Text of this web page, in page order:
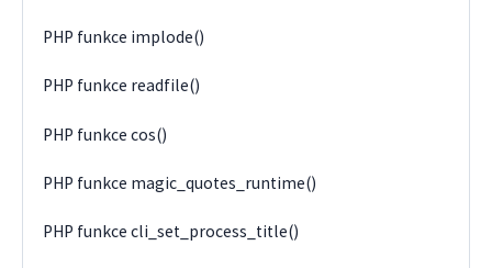
PHP funkce implode()
PHP funkce readfile()
PHP funkce cos()
PHP funkce magic_quotes_runtime()
PHP funkce cli_set_process_title()